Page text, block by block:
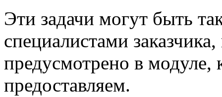
Эти задачи могут быть
специалистами
предусмотрено в модуле,
предоставляем.